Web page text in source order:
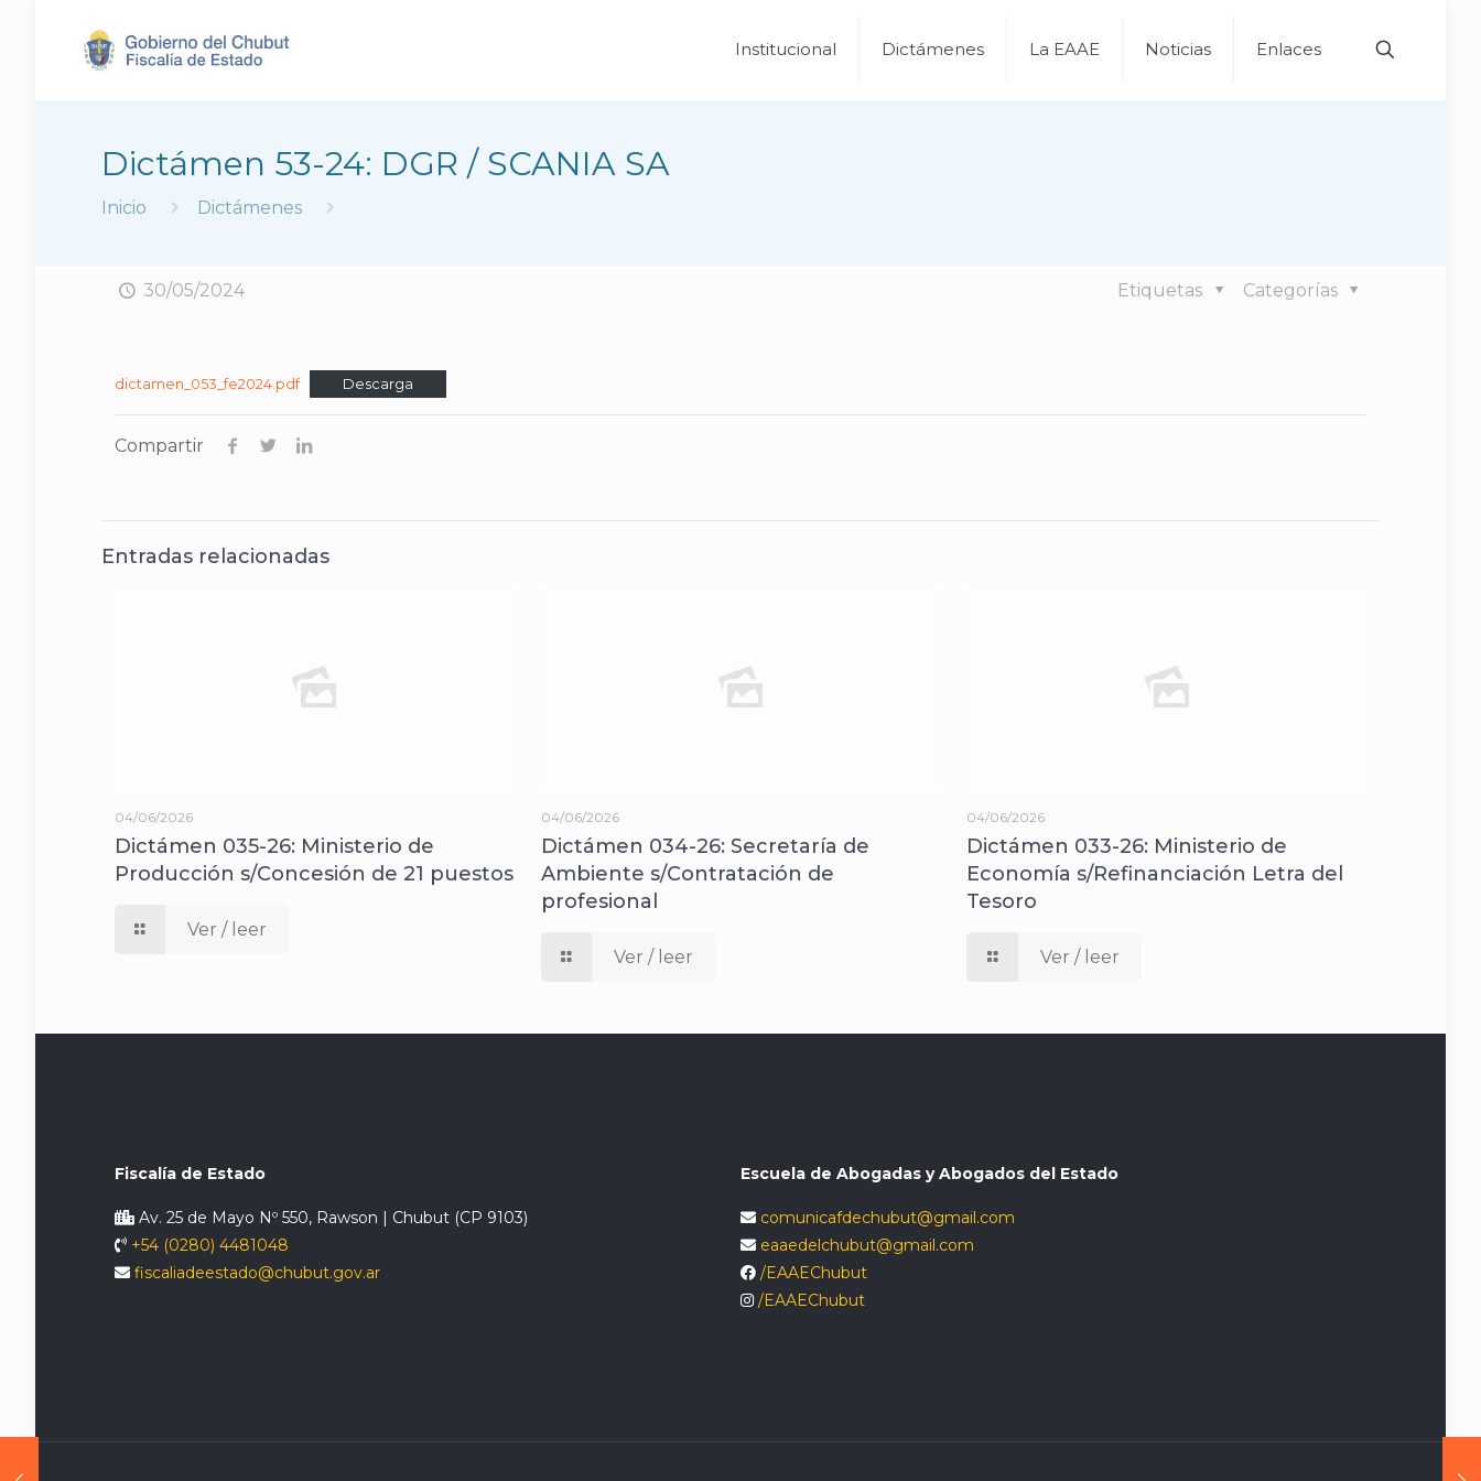
Institucional Dictámenes La EAAE Noticias Enlaces
Dictámen 53-24: DGR / SCANIA SA
Inicio Dictámenes
30/05/2024 Categorías
Etiquetas
dictamen_053_fe2024.pdf Descarga
Compartir
Entradas relacionadas
04/06/2026
Dictámen 035-26: Ministerio de
Producción s/Concesión de 21 puestos
Ver / leer
04/06/2026
Dictámen 034-26: Secretaría de
Ambiente s/Contratación de
profesional
Ver / leer
04/06/2026
Dictámen 033-26: Ministerio de
Economía s/Refinanciación Letra del
Tesoro
Ver / leer
Fiscalía de Estado
Av. 25 de Mayo Nº 550, Rawson | Chubut (CP 9103)
+54 (0280) 4481048
fiscaliadeestado@chubut.gov.ar
Escuela de Abogadas y Abogados del Estado
comunicafdechubut@gmail.com
eaaedelchubut@gmail.com
/EAAEChubut
/EAAEChubut